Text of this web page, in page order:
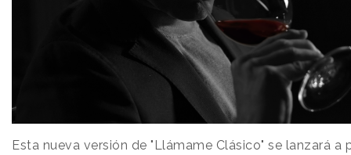
Esta nueva versión de "Llámame Clásico" se lanzará a